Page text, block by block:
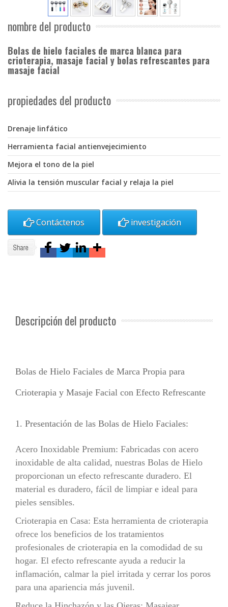
nombre del producto
Bolas de hielo faciales de marca blanca para
crioterapia, masaje facial y bolas refrescantes para
masaje facial
propiedades del producto
Drenaje linfático
Herramienta facial antienvejecimiento
Mejora el tono de la piel
Alivia la tensión muscular facial y relaja la piel
Contáctenos investigación
Descripción del producto
Bolas de Hielo Faciales de Marca Propia para
Crioterapia y Masaje Facial con Efecto Refrescante
1. Presentación de las Bolas de Hielo Faciales:
Acero Inoxidable Premium: Fabricadas con acero
inoxidable de alta calidad, nuestras Bolas de Hielo
proporcionan un efecto refrescante duradero. El
material es duradero, fácil de limpiar e ideal para
pieles sensibles.
Crioterapia en Casa: Esta herramienta de crioterapia
ofrece los beneficios de los tratamientos
profesionales de crioterapia en la comodidad de su
hogar. El efecto refrescante ayuda a reducir la
inflamación, calmar la piel irritada y cerrar los poros
para una apariencia más juvenil.